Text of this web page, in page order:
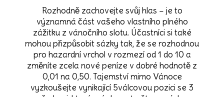
Rozhodně zachovejte svůj hlas – je to
významná část vašeho vlastního plného
zážitku z vánočního slotu. Účastníci si také
mohou přizpůsobit sázky tak, že se rozhodnou
pro hazardní vrchol v rozmezí od 1 do 10 a
změníte zcela nové peníze v dobré hodnotě z
0,01 na 0,50. Tajemství mimo Vánoce
vyzkoušejte vynikající 5válcovou pozici se 3